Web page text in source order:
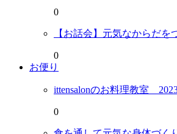
0
【お話会】元気なからだを
0
お便り
ittensalonのお料理教室
0